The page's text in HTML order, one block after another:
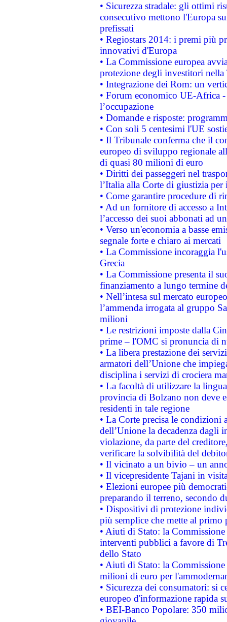
• Sicurezza stradale: gli ottimi
consecutivo mettono l'Europa
prefissati
• Regiostars 2014: i premi più
innovativi d'Europa
• La Commissione europea
protezione degli investitori
• Integrazione dei Rom: un
• Forum economico UE-Africa -
l’occupazione
• Domande e risposte:
• Con soli 5 centesimi l'UE
• Il Tribunale conferma che il
europeo di sviluppo regionale
di quasi 80 milioni di euro
• Diritti dei passeggeri nel
l’Italia alla Corte di giustizia
• Come garantire procedure di
• Ad un fornitore di accesso a
l’accesso dei suoi abbonati ad
• Verso un'economia a basse
segnale forte e chiaro ai mercati
• La Commissione incoraggia
Grecia
• La Commissione presenta il
finanziamento a lungo termine
• Nell’intesa sul mercato
l’ammenda irrogata al gruppo
milioni
• Le restrizioni imposte dalla
prime – l'OMC si pronuncia di
• La libera prestazione dei
armatori dell’Unione che
disciplina i servizi di crociera
• La facoltà di utilizzare la
provincia di Bolzano non deve
residenti in tale regione
• La Corte precisa le
dell’Unione la decadenza dagli
violazione, da parte del
verificare la solvibilità del
• Il vicinato a un bivio – un
• Il vicepresidente Tajani in
• Elezioni europee più
preparando il terreno, secondo
• Dispositivi di protezione
più semplice che mette al primo
• Aiuti di Stato: la
interventi pubblici a favore di
dello Stato
• Aiuti di Stato: la
milioni di euro per
• Sicurezza dei consumatori: si
europeo d'informazione rapida
• BEI-Banco Popolare: 350